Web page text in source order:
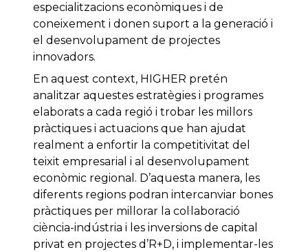
especialitzacions econòmiques i de
coneixement i donen suport a la generació i
el desenvolupament de projectes
innovadors.
En aquest context, HIGHER pretén
analitzar aquestes estratègies i programes
elaborats a cada regió i trobar les millors
pràctiques i actuacions que han ajudat
realment a enfortir la competitivitat del
teixit empresarial i al desenvolupament
econòmic regional. D’aquesta manera, les
diferents regions podran intercanviar bones
pràctiques per millorar la col·laboració
ciència-indústria i les inversions de capital
privat en projectes d’R+D, i implementar-les